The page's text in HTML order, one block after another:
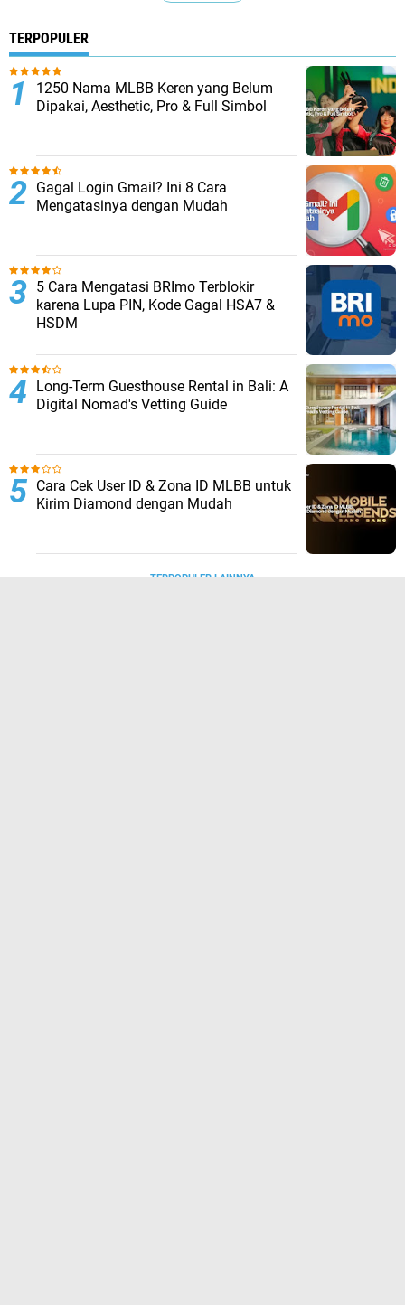
TERPOPULER
1250 Nama MLBB Keren yang Belum
Dipakai, Aesthetic, Pro & Full Simbol
Gagal Login Gmail? Ini 8 Cara
Mengatasinya dengan Mudah
5 Cara Mengatasi BRImo Terblokir
karena Lupa PIN, Kode Gagal HSA7 &
HSDM
Long-Term Guesthouse Rental in Bali: A
Digital Nomad's Vetting Guide
Cara Cek User ID & Zona ID MLBB untuk
Kirim Diamond dengan Mudah
TERPOPULER LAINNYA